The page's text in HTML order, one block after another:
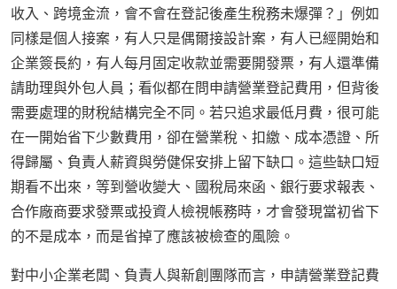
收入、跨境金流，會不會在登記後產生稅務未爆彈？」例如
同樣是個人接案，有人只是偶爾接設計案，有人已經開始和
企業簽長約，有人每月固定收款並需要開發票，有人還準備
請助理與外包人員；看似都在問申請營業登記費用，但背後
需要處理的財稅結構完全不同。若只追求最低月費，很可能
在一開始省下少數費用，卻在營業稅、扣繳、成本憑證、所
得歸屬、負責人薪資與勞健保安排上留下缺口。這些缺口短
期看不出來，等到營收變大、國稅局來函、銀行要求報表、
合作廠商要求發票或投資人檢視帳務時，才會發現當初省下
的不是成本，而是省掉了應該被檢查的風險。
對中小企業老闆、負責人與新創團隊而言，申請營業登記費